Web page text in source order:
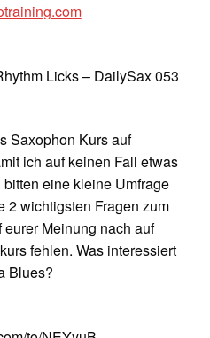
Licks – DailySax 053
Saxophon Kurs auf
ich auf keinen Fall etwas
eine kleine Umfrage
2 wichtigsten Fragen zum
Meinung nach auf
fehlen. Was interessiert
Blues?